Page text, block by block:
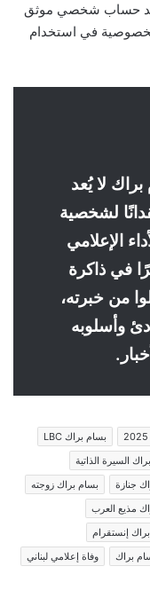
يوجد حساب شخصي موثق
في استخدام
لا يُعد
لشخصية
الإعلامي
في ذاكرة
من خبرته،
وأسلوبه
بسام براك LBC
السيرة الذاتية
جنازة
بسام براك زوجته
مذيع العرب
إنستقرام
براك
وفاة إعلامي لبناني